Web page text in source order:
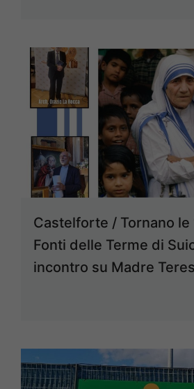
Castelforte / Tornano le
Fonti delle Terme di
incontro su Madre